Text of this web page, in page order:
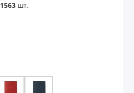
1563шт.